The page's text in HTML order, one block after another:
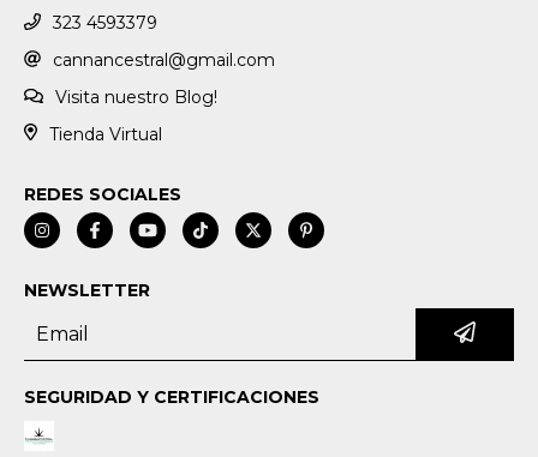
323 4593379
cannancestral@gmail.com
Visita nuestro Blog!
Tienda Virtual
REDES SOCIALES
NEWSLETTER
SEGURIDAD Y CERTIFICACIONES